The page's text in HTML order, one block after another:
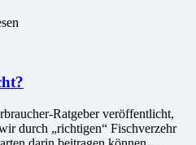
Ratgeber veröffentlicht,
durch „richtigen“ Fischverzehr